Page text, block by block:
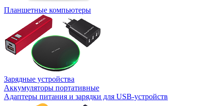
Планшетные компьютеры
Зарядные устройства
Аккумуляторы портативные
Адаптеры питания и зарядки для USB-устройств